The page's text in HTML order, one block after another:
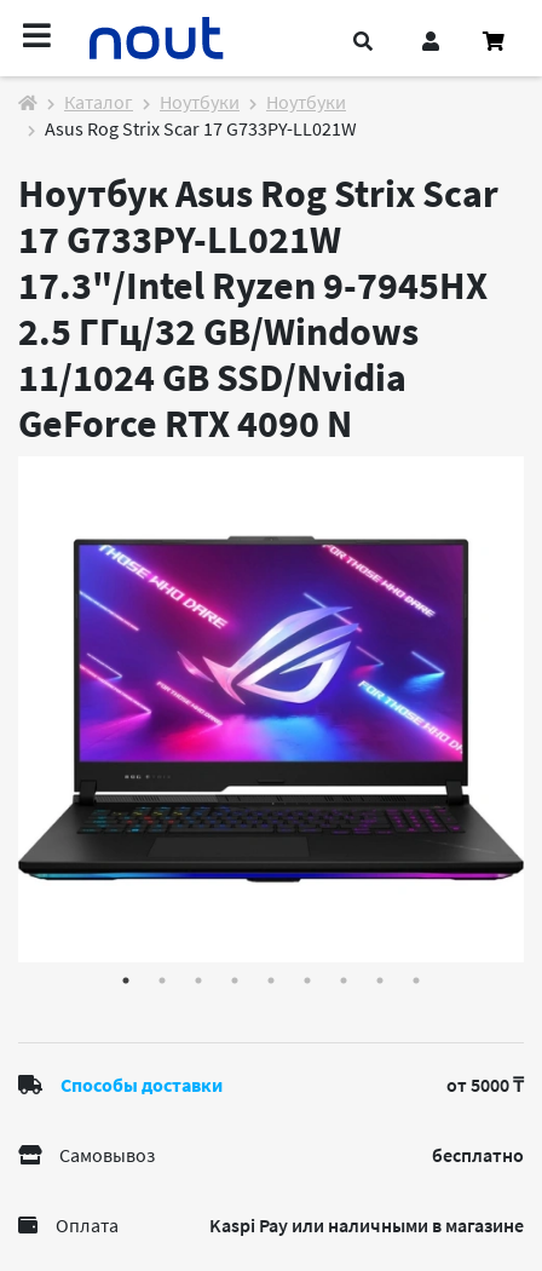
Каталог Ноутбуки
Ноутбуки
Asus Rog Strix Scar 17 G733PY-LL021W
Ноутбук Asus Rog Strix Scar
17 G733PY-LL021W
17.3"/Intel Ryzen 9-7945HX
2.5 ГГц/32 GB/Windows
11/1024 GB SSD/Nvidia
GeForce RTX 4090 N
Способы доставки от 5000 ₸
Самовывоз бесплатно
Оплата Kaspi Pay или наличными в магазине